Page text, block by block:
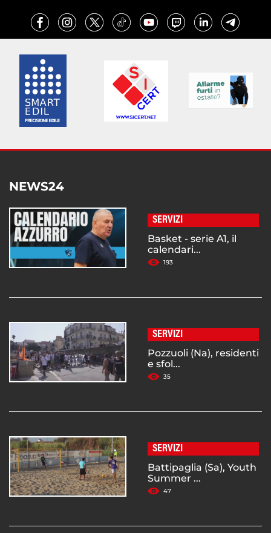
NEWS24
SERVIZI
Basket - serie A1, il
calendari...
193
SERVIZI
Pozzuoli (Na), residenti
e sfol...
35
SERVIZI
Battipaglia (Sa), Youth
Summer ...
47